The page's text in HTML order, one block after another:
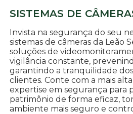
SISTEMAS DE
Invista na segurança do seu
sistemas de câmeras da Leão
soluções de
vigilância constante,
garantindo a tranquilidade
clientes. Conte com a mais
expertise em segurança para
patrimônio de forma eficaz,
ambiente mais seguro e